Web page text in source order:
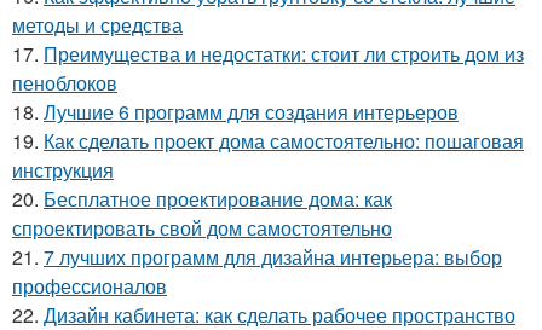
методы и средства
17. Преимущества и недостатки: стоит ли строить дом из
пеноблоков
18. Лучшие 6 программ для создания интерьеров
19. Как сделать проект дома самостоятельно: пошаговая
инструкция
20. Бесплатное проектирование дома: как
спроектировать свой дом самостоятельно
21. 7 лучших программ для дизайна интерьера: выбор
профессионалов
22. Дизайн кабинета: как сделать рабочее пространство